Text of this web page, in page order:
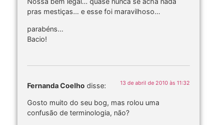
pras mestiças… e esse foi maravilhoso…
parabéns…
Bacio!
Fernanda Coelho disse: 13 de abril de 2010 às 11:32
Gosto muito do seu bog, mas rolou uma
confusão de terminologia, não?